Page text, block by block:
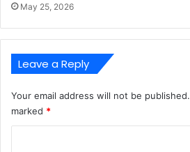
May 25, 2026
Leave a Reply
Your email address will not be published.
marked *